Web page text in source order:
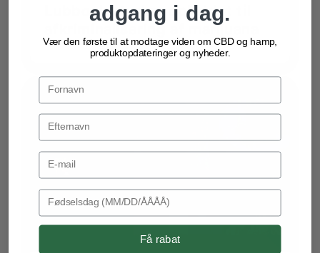
Lubbock styrker opkaldet til
afkriminalisering af marijuana
adgang i dag.
Vær den første til at modtage viden om CBD og hamp,
produktopdateringer og nyheder.
Email Address
Birthday
Få rabat